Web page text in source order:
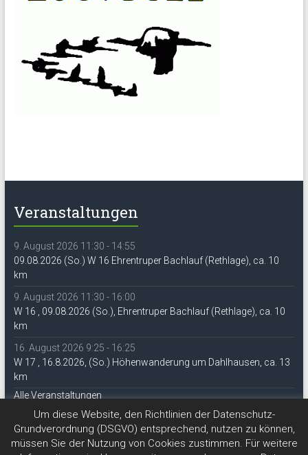
Veranstaltungen
9. August 2026 11:30 - 14:55
09.08.2026 (So.) W 16 Ehrentruper Bachlauf (Rethlage), ca. 10
km
9. August 2026 11:30 - 16:00
W 16 , 09.08.2026 (So.), Ehrentruper Bachlauf (Rethlage), ca. 10
km
16. August 2026 9:25 - 16:25
W 17 , 16.8.2026, (So.) Höhenwanderung um Dahlhausen, ca. 13
km
Alle Veranstaltungen
Um diese Website, den Richtlinien der Datenschutz-
Grundverordnung (DSGVO) entsprechend, nutzen zu können,
müssen Sie der Nutzung von Cookies zustimmen. Für weitere